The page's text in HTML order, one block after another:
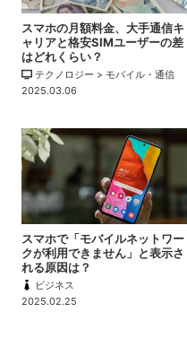
スマホの月額料金、大手通信キ
ャリアと格安SIMユーザーの差
はどれくらい？
テクノロジー > モバイル・通信
2025.03.06
スマホで「モバイルネットワー
クが利用できません」と表示さ
れる原因は？
ビジネス
2025.02.25